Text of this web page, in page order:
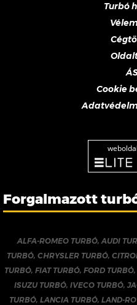
Turbó
Cookie
Forgalmazott
ALFA-ROMEO TURBÓ,AUDI
TURBÓ, CHRYSLER TURBÓ,
TURBÓ,FIAT TURBÓ,FORD TURBÓ,
ISUZU TURBÓ,IVECO TURBÓ,
TURBÓ,LANCIA TURBÓ,LAND-